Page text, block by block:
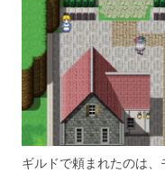
ギルドで頼まれたのは